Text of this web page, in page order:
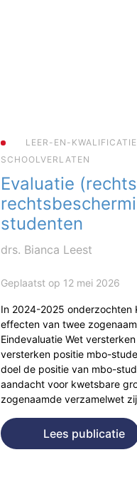
LEER-EN-
SCHOOLVERLATEN
Evaluatie
studenten
drs. Bianca Leest
Geplaatst op 12 mei 2026
In 2024-2025 onderzochten
effecten van twee
Eindevaluatie Wet
versterken positie mbo-
doel de positie van mbo-
aandacht voor kwetsbare
zogenaamde verzamelwet
Lees publicatie